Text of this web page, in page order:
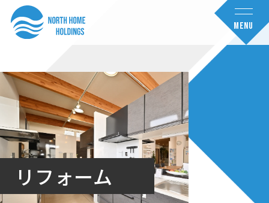
ツ
へ
キ
シ
ョ
に
MENU
リフォーム